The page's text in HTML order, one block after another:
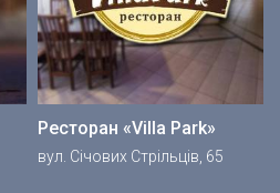
Ресторан «Villa Park»
вул. Січових Стрільців, 65